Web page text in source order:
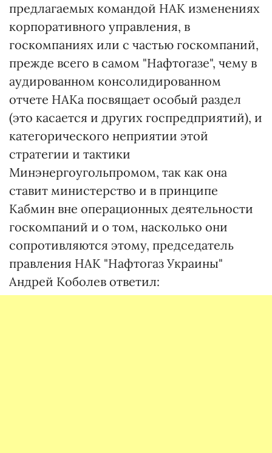
предлагаемых командой НАК изменениях
корпоративного управления, в
госкомпаниях или с частью госкомпаний,
прежде всего в самом "Нафтогазе", чему в
аудированном консолидированном
отчете НАКа посвящает особый раздел
(это касается и других госпредприятий), и
категорического неприятии этой
стратегии и тактики
Минэнергоугольпромом, так как она
ставит министерство и в принципе
Кабмин вне операционных деятельности
госкомпаний и о том, насколько они
сопротивляются этому, председатель
правления НАК "Нафтогаз Украины"
Андрей Коболев ответил: